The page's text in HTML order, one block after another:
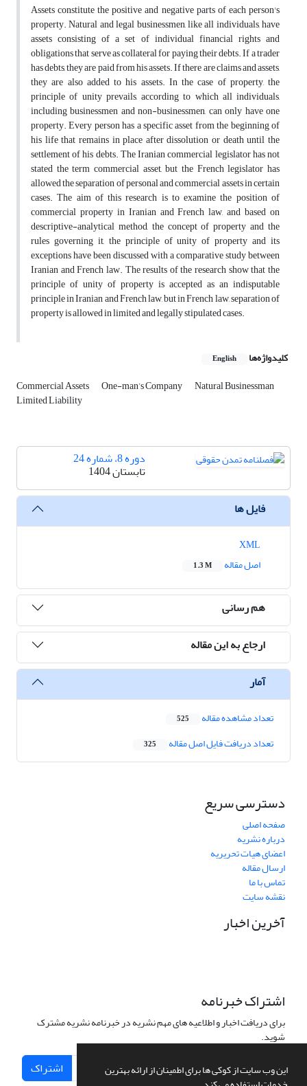
این وب سایت از کوکی ها برای اطمینان از ارائه بهترین
Assets constitute the positive and negative parts of each person's
property. Natural and legal businessmen, like all individuals, have
assets consisting of a set of individual financial rights and
obligations that serve as collateral for paying their debts. If a trader
has debts, they are paid from his assets. If there are claims and assets,
they are also added to his assets. In the case of property, the
principle of unity prevails, according to which all individuals,
including businessmen and non-businessmen, can only have one
property. Every person has a specific asset from the beginning of
his life that remains in place after dissolution or death until the
settlement of his debts. The Iranian commercial legislator has not
stated the term commercial asset, but the French legislator has
allowed the separation of personal and commercial assets in certain
cases. The aim of this research is to examine the position of
commercial property in Iranian and French law, and based on
descriptive-analytical method, the concept of property and the
rules governing it, the principle of unity of property and its
exceptions have been discussed with a comparative study between
Iranian and French law. The results of the research show that the
principle of unity of property is accepted as an indisputable
principle in Iranian and French law, but in French law, separation of
property is allowed in limited and legally stipulated cases.
کلیدواژه‌ها English
Commercial Assets One-man’s Company Natural Businessman
Limited Liability
دوره 8، شماره 24
تابستان 1404
فایل ها
اصل مقاله
1.3 M
هم رسانی
ارجاع به این مقاله
آمار
تعداد مشاهده مقاله 525
تعداد دریافت فایل اصل مقاله 325
دسترسی سریع
صفحه اصلی
درباره نشریه
اعضای هیات تحریریه
ارسال مقاله
تماس با ما
نقشه سایت
آخرین اخبار
اشتراک خبرنامه
برای دریافت اخبار و اطلاعیه های مهم نشریه در خبرنامه نشریه مشترک
شوید.
اشتراک